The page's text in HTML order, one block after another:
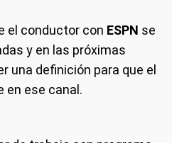
el conductor con ESPN se
y en las próximas
una definición para que el
en ese canal.